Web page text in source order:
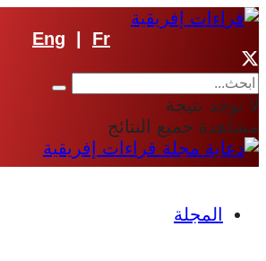
Eng Fr
لا توجد نتيجة
مشاهدة جميع النتائج
المجلة